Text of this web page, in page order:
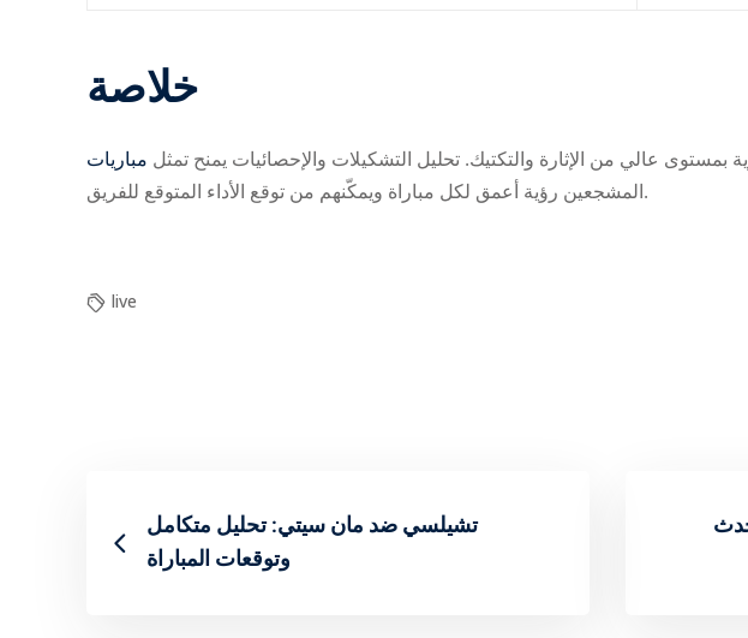
خلاصة
تمثل بمستوى عالي من الإثارة والتكتيك. تحليل التشكيلات والإحصائيات يمنح
المشجعين رؤية أعمق لكل مباراة ويمكّنهم من توقع الأداء المتوقع للفريق.
live
تشيلسي ضد مان سيتي: تحليل متكامل
وتوقعات المباراة